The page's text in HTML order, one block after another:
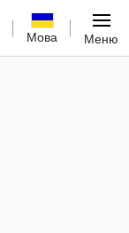
Мова Меню